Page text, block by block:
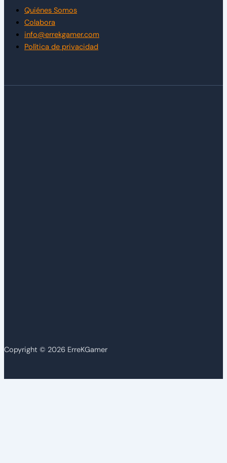
Quiénes Somos
Colabora
info@errekgamer.com
Política de privacidad
Copyright © 2026 ErreKGamer